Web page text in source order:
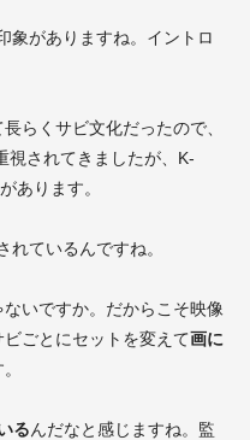
象がありますね。イントロ
らくサビ文化だったので、
視されてきましたが、K-
あります。
れているんですね。
いですか。だからこそ映像
ビごとにセットを変えて画に
るんだなと感じますね。監